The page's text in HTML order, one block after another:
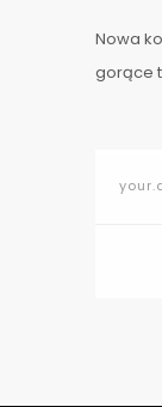
Nowa
gorące